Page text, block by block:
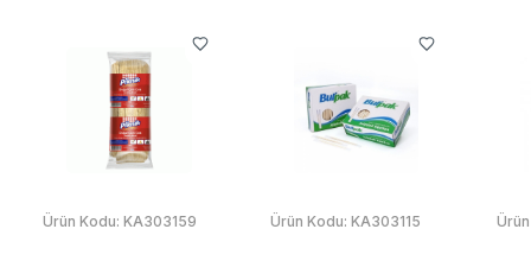
Ürün Kodu: KA303159 Ürün Kodu: KA303115